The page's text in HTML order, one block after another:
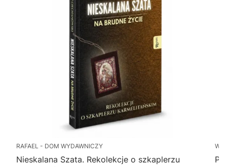
RAFAEL - DOM WYDAWNICZY
Nieskalana Szata. Rekolekcje o szkaplerzu